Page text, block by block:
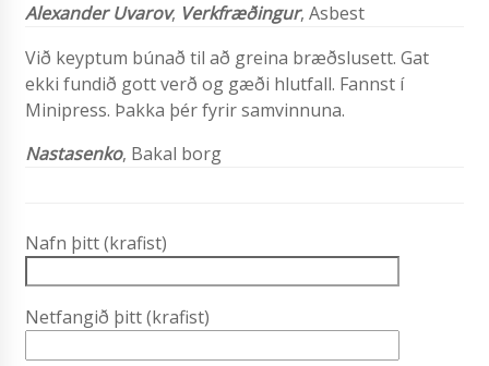
Alexander Uvarov, Verkfræðingur, Asbest
Við keyptum búnað til að greina bræðslusett. Gat
ekki fundið gott verð og gæði hlutfall. Fannst í
Minipress. Þakka þér fyrir samvinnuna.
Nastasenko, Bakal borg
Nafn þitt (krafist)
Netfangið þitt (krafist)